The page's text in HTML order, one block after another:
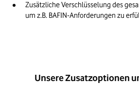
Zusätzliche Verschlüsselung des
um z.B. BAFIN-Anforderungen zu
Unsere Zusatzoptionen